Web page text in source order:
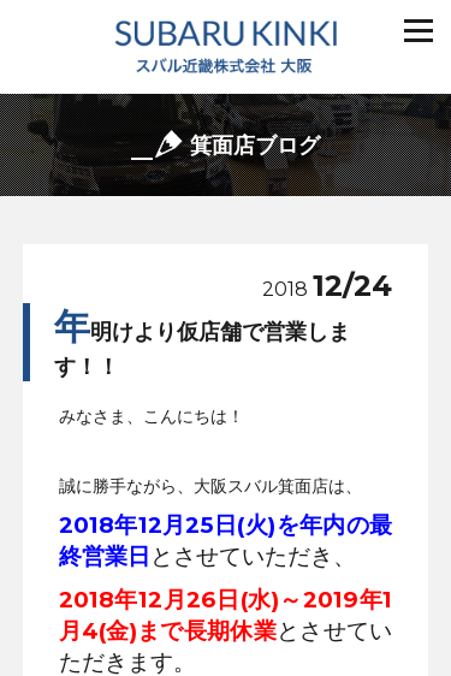
箕面店ブログ
2018 12/24
年明けより仮店舗で営業しま
す！！
みなさま、こんにちは！
誠に勝手ながら、大阪スバル箕面店は、
2018年12月25日(火)を年内の最
終営業日 とさせていただき、
2018年12月26日(水)～2019年1
月4(金)まで長期休業とさせてい
ただきます。